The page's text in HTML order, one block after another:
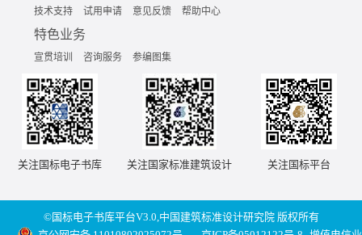
技术支持 试用申请 意见反馈 帮助中心
特色业务
宣贯培训 咨询服务 参编图集
关注国标电子书库 关注国家标准建筑设计 关注国标平台
©国标电子书库平台V3.0,中国建筑标准设计研究院 版权所有